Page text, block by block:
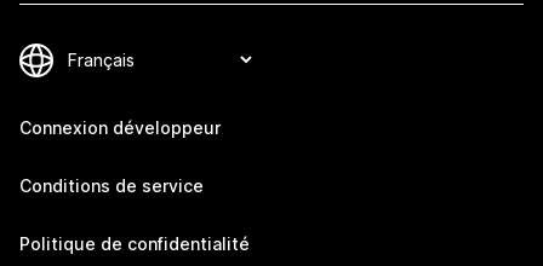
Connexion développeur
Conditions de service
Politique de confidentialité